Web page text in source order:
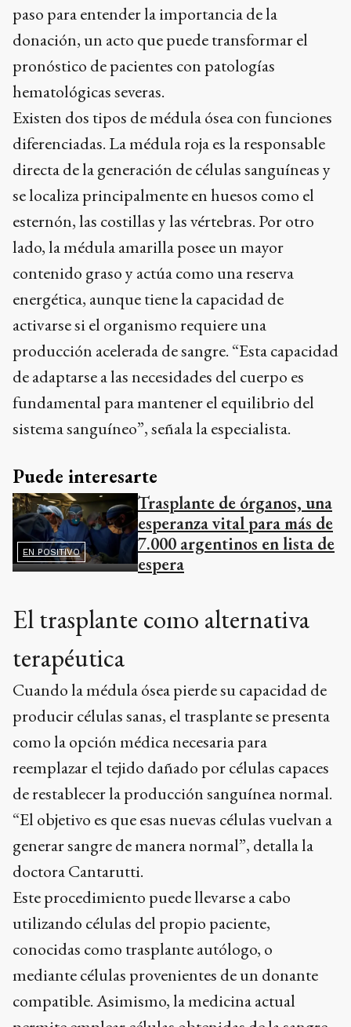
paso para entender la importancia de la
donación, un acto que puede transformar el
pronóstico de pacientes con patologías
hematológicas severas.
Existen dos tipos de médula ósea con funciones
diferenciadas. La médula roja es la responsable
directa de la generación de células sanguíneas y
se localiza principalmente en huesos como el
esternón, las costillas y las vértebras. Por otro
lado, la médula amarilla posee un mayor
contenido graso y actúa como una reserva
energética, aunque tiene la capacidad de
activarse si el organismo requiere una
producción acelerada de sangre. “Esta capacidad
de adaptarse a las necesidades del cuerpo es
fundamental para mantener el equilibrio del
sistema sanguíneo”, señala la especialista.
Puede interesarte
EN POSITIVO
Trasplante de órganos, una
esperanza vital para más de
7.000 argentinos en lista de
espera
El trasplante como alternativa
terapéutica
Cuando la médula ósea pierde su capacidad de
producir células sanas, el trasplante se presenta
como la opción médica necesaria para
reemplazar el tejido dañado por células capaces
de restablecer la producción sanguínea normal.
“El objetivo es que esas nuevas células vuelvan a
generar sangre de manera normal”, detalla la
doctora Cantarutti.
Este procedimiento puede llevarse a cabo
utilizando células del propio paciente,
conocidas como trasplante autólogo, o
mediante células provenientes de un donante
compatible. Asimismo, la medicina actual